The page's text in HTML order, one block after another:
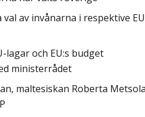
val av invånarna i respektive
lagar och EU:s budget
ministerrådet
maltesiskan Roberta